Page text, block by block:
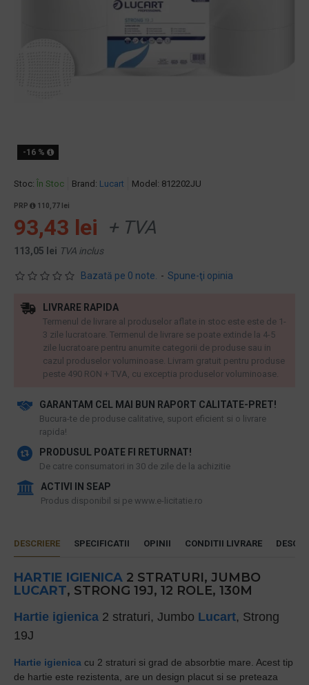
-16 %
Stoc: În Stoc Brand: Lucart Model: 812202JU
Bazată pe 0 note. - Spune-ţi opinia
PRP 110,77 lei
93,43 lei + TVA
113,05 lei TVA inclus
GARANTAM CEL MAI BUN RAPORT CALITATE-PRET!
​Bucura-te de produse calitative, suport eficient si o livrare
rapida!
PRODUSUL POATE FI RETURNAT!
De catre consumatori in 30 de zile de la achizitie
ACTIVI IN SEAP
Produs disponibil si pe www.e-licitatie.ro
LIVRARE RAPIDA
Termenul de livrare al produselor aflate in stoc este este de 1-
3 zile lucratoare. Termenul de livrare se poate extinde la 4-5
zile lucratoare pentru anumite categorii de produse sau in
cazul produselor voluminoase. Livram gratuit pentru produse
peste 490 RON + TVA, cu exceptia produselor voluminoase.
DESCRIERE SPECIFICATII OPINII CONDITII LIVRARE
HARTIE IGIENICA 2 STRATURI, JUMBO
LUCART, STRONG 19J, 12 ROLE, 130M
Hartie igienica 2 straturi, Jumbo Lucart, Strong
19J
Hartie igienica cu 2 straturi si grad de absorbtie mare. Acest tip
de hartie este rezistenta, are un design placut si se preteaza